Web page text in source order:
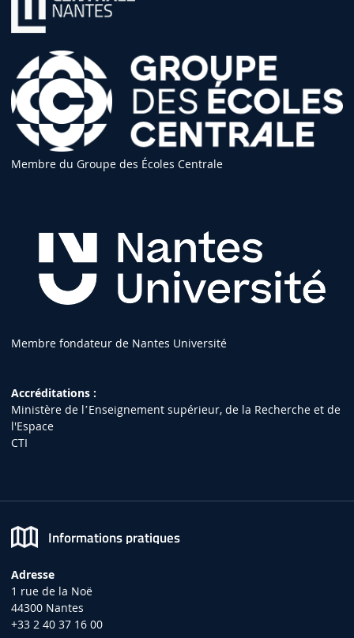
Membre du Groupe des Écoles Centrale
Membre fondateur de Nantes Université
Accréditations :
Ministère de lʼEnseignement supérieur, de la Recherche et de
l'Espace
CTI
Informations pratiques
Adresse
1 rue de la Noë
44300 Nantes
+33 2 40 37 16 00